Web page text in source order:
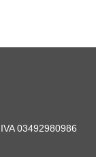
03492980986